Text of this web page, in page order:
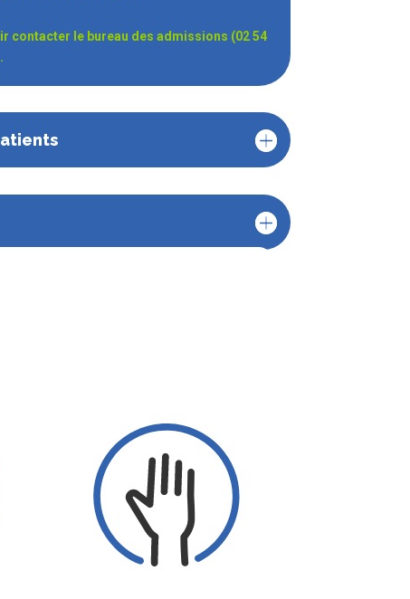
contacter le bureau des admissions (02 54